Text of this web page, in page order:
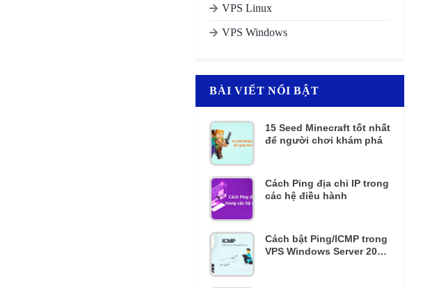
VPS Linux
VPS Windows
BÀI VIẾT NỔI BẬT
15 Seed Minecraft tốt nhất
để người chơi khám phá
Cách Ping địa chỉ IP trong
các hệ điều hành
Cách bật Ping/ICMP trong
VPS Windows Server 2016